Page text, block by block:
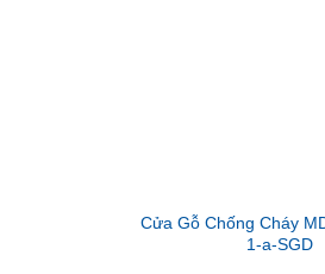
Cửa Gỗ Chống Cháy
1-a-SGD